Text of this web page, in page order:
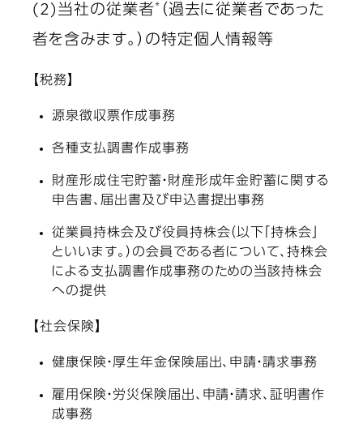
(2)当社の従業者* （過去に従業者であった
者を含みます。）の特定個人情報等
【税務】
源泉徴収票作成事務
各種支払調書作成事務
財産形成住宅貯蓄・財産形成年金貯蓄に関する
申告書、届出書及び申込書提出事務
従業員持株会及び役員持株会（以下「持株会」
といいます。）の会員である者について、持株会
による支払調書作成事務のための当該持株会
への提供
【社会保険】
健康保険・厚生年金保険届出、申請・請求事務
雇用保険・労災保険届出、申請・請求、証明書作
成事務